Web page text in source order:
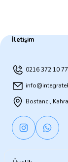
İletişim
0216 372 10 77
Bostancı,